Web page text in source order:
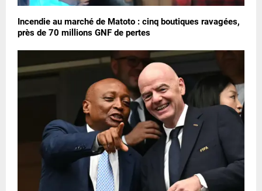
Incendie au marché de Matoto : cinq boutiques ravagées,
près de 70 millions GNF de pertes